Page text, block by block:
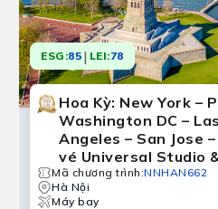
ESG:85 | LEI:78
Hoa Kỳ: New York –
Washington DC –
Angeles – San Jose
vé Universal Studio
Mã chương trình:NNHAN662
Hà Nội
Máy bay